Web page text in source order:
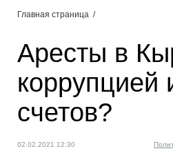
Главная страница /
Аресты в
коррупцией
счетов?
02.02.2021 12:30